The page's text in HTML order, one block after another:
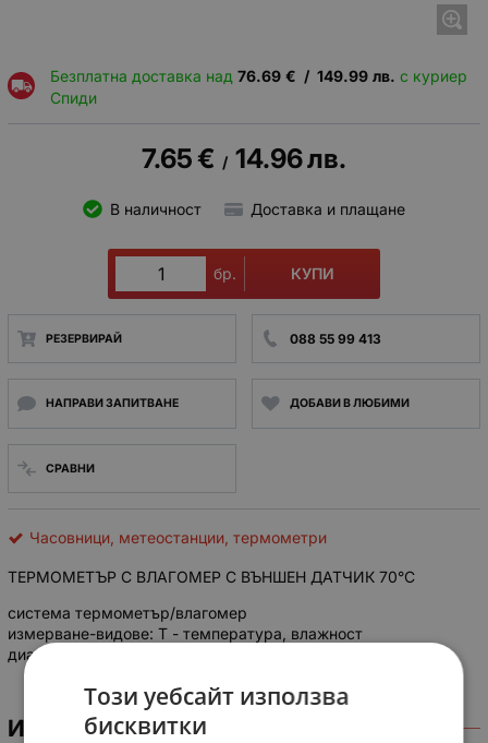
Безплатна доставка над 76.69 € / 149.99 лв. с куриер
Спиди
7.65€ / 14.96лв.
В наличност Доставка и плащане
бр. КУПИ
РЕЗЕРВИРАЙ 088 55 99 413
НАПРАВИ ЗАПИТВАНЕ ДОБАВИ В ЛЮБИМИ
СРАВНИ
Часовници, метеостанции, термометри
ТЕРМОМЕТЪР С ВЛАГОМЕР С ВЪНШЕН ДАТЧИК 70°C
система термометър/влагомер
измерване-видове: T - температура, влажност
диапазон измерване t (°C): 70°C
ИНФОРМАЦИЯ
Този уебсайт използва
бисквитки